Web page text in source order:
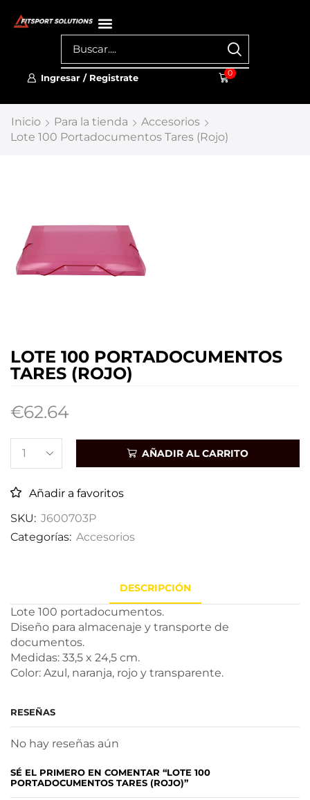
Ingresar / Registrate 0
Inicio Para la tienda
Accesorios
Lote 100 Portadocumentos Tares (Rojo)
LOTE 100 PORTADOCUMENTOS
TARES (ROJO)
€62.64
AÑADIR AL CARRITO
Añadir a favoritos
SKU: J600703P
Categorías: Accesorios
DESCRIPCIÓN
Lote 100 portadocumentos.
Diseño para almacenaje y transporte de
documentos.
Medidas: 33,5 x 24,5 cm.
Color: Azul, naranja, rojo y transparente.
RESEÑAS
No hay reseñas aún
SÉ EL PRIMERO EN COMENTAR “LOTE 100
PORTADOCUMENTOS TARES (ROJO)”